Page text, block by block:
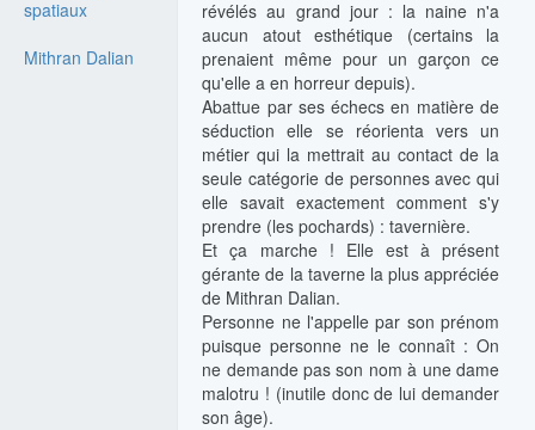
spatiaux
Mithran Dalian
révélés au grand jour : la naine n'a
aucun atout esthétique (certains la
prenaient même pour un garçon ce
qu'elle a en horreur depuis).
Abattue par ses échecs en matière de
séduction elle se réorienta vers un
métier qui la mettrait au contact de la
seule catégorie de personnes avec qui
elle savait exactement comment s'y
prendre (les pochards) : tavernière.
Et ça marche ! Elle est à présent
gérante de la taverne la plus appréciée
de Mithran Dalian.
Personne ne l'appelle par son prénom
puisque personne ne le connaît : On
ne demande pas son nom à une dame
malotru ! (inutile donc de lui demander
son âge).